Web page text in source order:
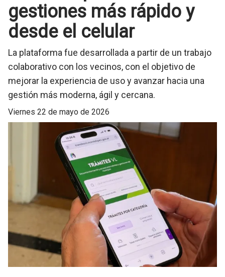
gestiones más rápido y
desde el celular
La plataforma fue desarrollada a partir de un trabajo
colaborativo con los vecinos, con el objetivo de
mejorar la experiencia de uso y avanzar hacia una
gestión más moderna, ágil y cercana.
viernes 22 de mayo de 2026